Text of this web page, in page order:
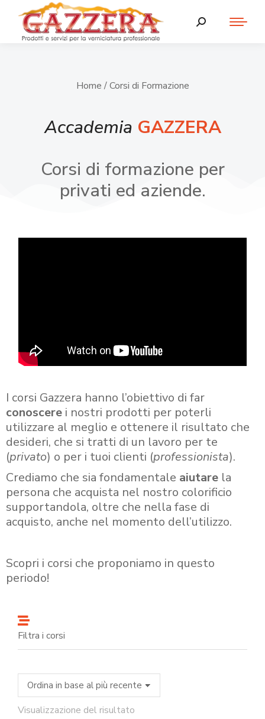
Home / Corsi di Formazione
Accademia GAZZERA
Corsi di formazione per
privati ed aziende.
I corsi Gazzera hanno l’obiettivo di far
conoscere i nostri prodotti per poterli
utilizzare al meglio e ottenere il risultato che
desideri, che si tratti di un lavoro per te
(privato) o per i tuoi clienti (professionista).
Crediamo che sia fondamentale aiutare la
persona che acquista nel nostro colorificio
supportandola, oltre che nella fase di
acquisto, anche nel momento dell’utilizzo.
Scopri i corsi che proponiamo in questo
periodo!
Filtra i corsi
Visualizzazione del risultato